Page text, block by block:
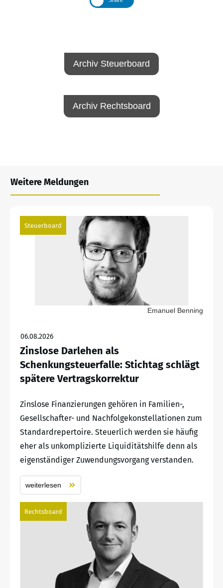
Archiv Steuerboard
Archiv Rechtsboard
Weitere Meldungen
Steuerboard
Emanuel Benning
06.08.2026
Zinslose Darlehen als
Schenkungsteuerfalle: Stichtag schlägt
spätere Vertragskorrektur
Zinslose Finanzierungen gehören in Familien-,
Gesellschafter- und Nachfolgekonstellationen zum
Standardrepertoire. Steuerlich werden sie häufig
eher als unkomplizierte Liquiditätshilfe denn als
eigenständiger Zuwendungsvorgang verstanden.
weiterlesen
Rechtsboard